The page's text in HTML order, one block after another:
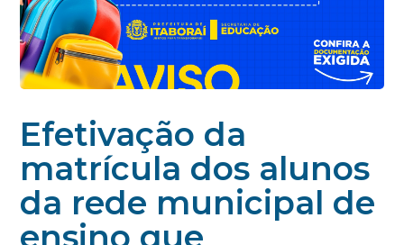
Efetivação da
matrícula dos alunos
da rede municipal de
ensino que